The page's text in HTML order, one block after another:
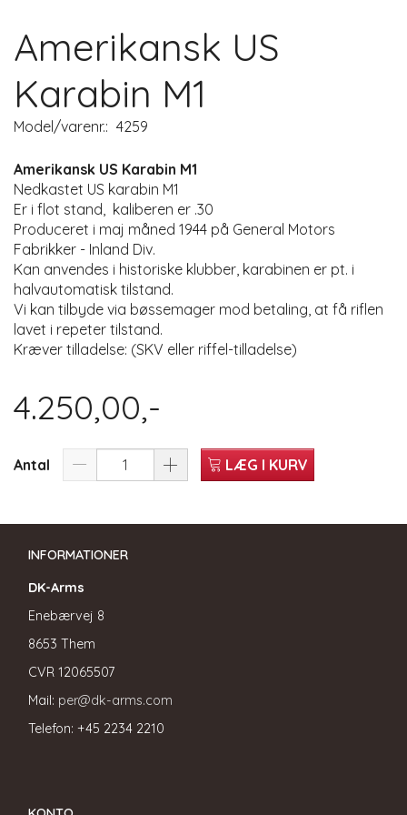
Amerikansk US
Karabin M1
Model/varenr.: 4259
Amerikansk US Karabin M1
Nedkastet US karabin M1
Er i flot stand, kaliberen er .30
Produceret i maj måned 1944 på General Motors
Fabrikker - Inland Div.
Kan anvendes i historiske klubber, karabinen er pt. i
halvautomatisk tilstand.
Vi kan tilbyde via bøssemager mod betaling, at få riflen
lavet i repeter tilstand.
Kræver tilladelse: (SKV eller riffel-tilladelse)
4.250,00,-
Antal LÆG I KURV
INFORMATIONER
DK-Arms
Enebærvej 8
8653 Them
CVR 12065507
Mail: per@dk-arms.com
Telefon: +45 2234 2210